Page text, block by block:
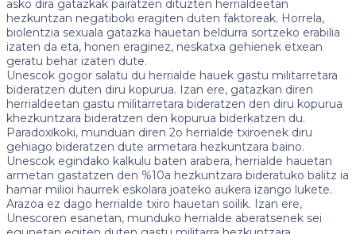
asko dira gatazkak pairatzen dituzten herrialdeetan
hezkuntzan negatiboki eragiten duten faktoreak. Horrela,
biolentzia sexuala gatazka hauetan beldurra sortzeko erabilia
izaten da eta, honen eraginez, neskatxa gehienek etxean
geratu behar izaten dute.
Unescok gogor salatu du herrialde hauek gastu militarretara
bideratzen duten diru kopurua. Izan ere, gatazkan diren
herrialdeetan gastu militarretara bideratzen den diru kopurua
khezkuntzara bideratzen den kopurua biderkatzen du.
Paradoxikoki, munduan diren 2o herrialde txiroenek diru
gehiago bideratzen dute armetara hezkuntzara baino.
Unescok egindako kalkulu baten arabera, herrialde hauetan
armetan gastatzen den %10a hezkuntzara bideratuko balitz ia
hamar milioi haurrek eskolara joateko aukera izango lukete.
Arazoa ez dago herrialde txiro hauetan soilik. Izan ere,
Unescoren esanetan, munduko herrialde aberatsenek sei